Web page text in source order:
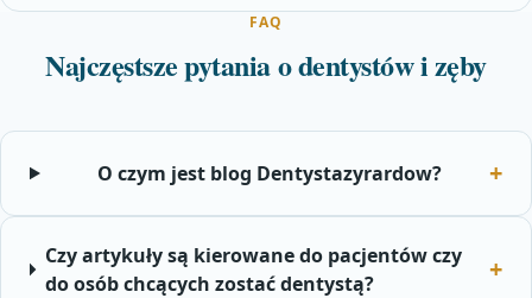
FAQ
Najczęstsze pytania o dentystów i zęby
O czym jest blog Dentystazyrardow?
Czy artykuły są kierowane do pacjentów czy
do osób chcących zostać dentystą?